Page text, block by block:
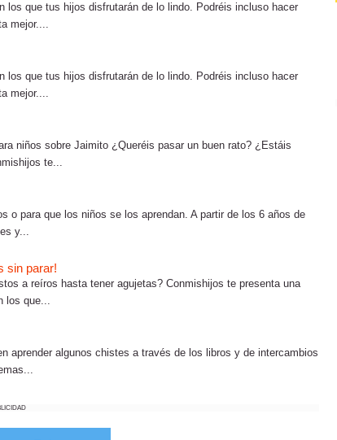
los que tus hijos disfrutarán de lo lindo. Podréis incluso hacer
mejor....
los que tus hijos disfrutarán de lo lindo. Podréis incluso hacer
mejor....
niños sobre Jaimito ¿Queréis pasar un buen rato? ¿Estáis
te...
o para que los niños se los aprendan. A partir de los 6 años de
y...
sin parar!
a reíros hasta tener agujetas? Conmishijos te presenta una
los que...
aprender algunos chistes a través de los libros y de intercambios